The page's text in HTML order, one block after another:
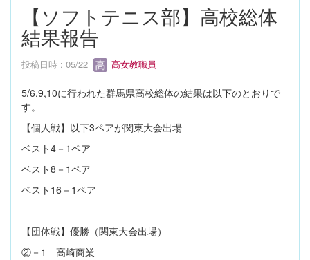
【ソフトテニス部】高校総体
結果報告
投稿日時 : 05/22 高女教職員
5/6,9,10に行われた群馬県高校総体の結果は以下のとおりで
す。
【個人戦】以下3ペアが関東大会出場
ベスト4－1ペア
ベスト8－1ペア
ベスト16－1ペア
【団体戦】優勝（関東大会出場）
②－1 高崎商業